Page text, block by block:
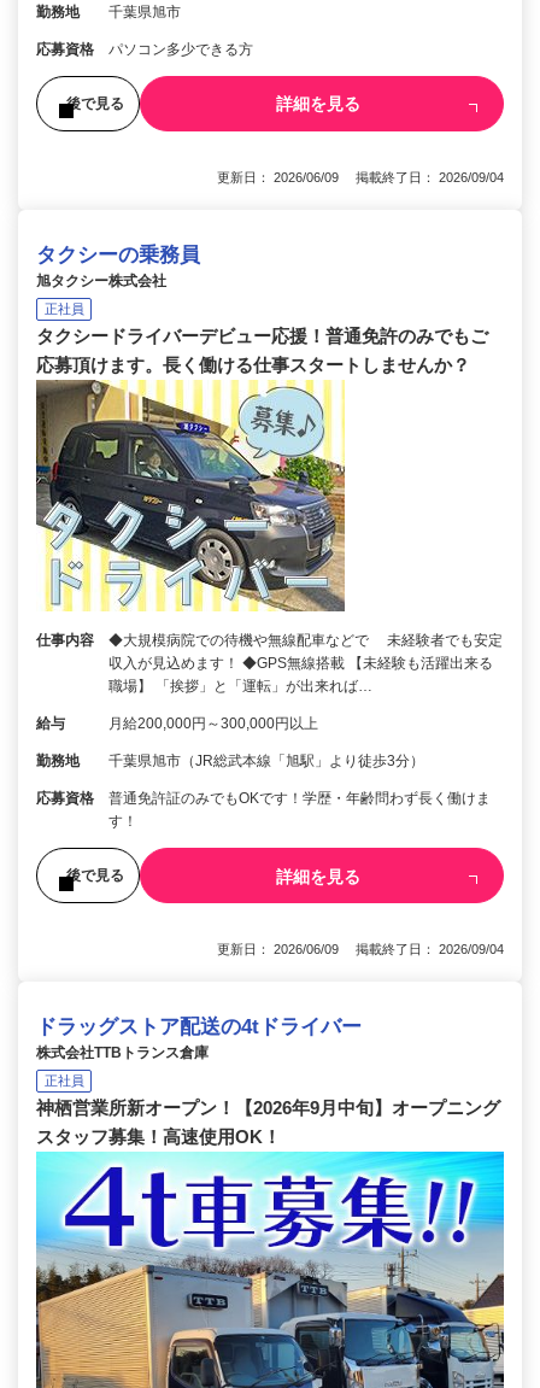
勤務地 千葉県旭市
応募資格 パソコン多少できる方
後で見る 詳細を見る
更新日： 2026/06/09 掲載終了日： 2026/09/04
タクシーの乗務員
旭タクシー株式会社
正社員
タクシードライバーデビュー応援！普通免許のみでもご
応募頂けます。長く働ける仕事スタートしませんか？
仕事内容
◆大規模病院での待機や無線配車などで 未経験者でも安定
収入が見込めます！ ◆GPS無線搭載 【未経験も活躍出来る
職場】 「挨拶」と「運転」が出来れば…
給与 月給200,000円～300,000円以上
勤務地 千葉県旭市（JR総武本線「旭駅」より徒歩3分）
応募資格
普通免許証のみでもOKです！学歴・年齢問わず長く働けま
す！
後で見る 詳細を見る
更新日： 2026/06/09 掲載終了日： 2026/09/04
ドラッグストア配送の4tドライバー
株式会社TTBトランス倉庫
正社員
神栖営業所新オープン！【2026年9月中旬】オープニング
スタッフ募集！高速使用OK！